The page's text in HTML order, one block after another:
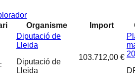
Organisme Import
Diputació de
Lleida
Diputació de
Lleida
103.712,00 €